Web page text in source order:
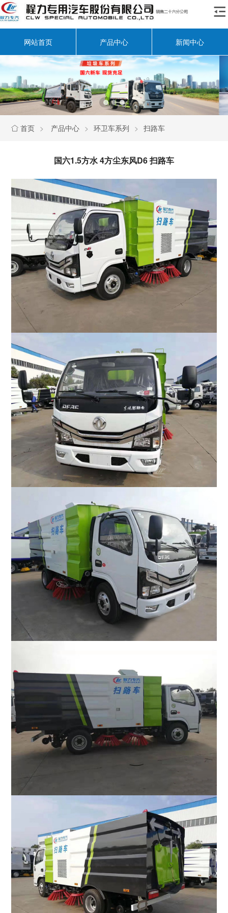

网站首页 产品中心 新闻中心
 首页 > 产品中心 > 环卫车系列 > 扫路车
国六1.5方水 4方尘东风D6 扫路车